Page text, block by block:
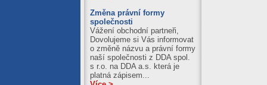
Změna právní formy
společnosti
Vážení obchodní partneři,
Dovolujeme si Vás informovat
o změně názvu a právní formy
naší společnosti z DDA spol.
s r.o. na DDA a.s. která je
platná zápisem...